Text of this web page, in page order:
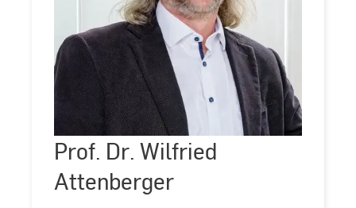
©
Andreas
Schlote
(www.andreasschlote.de)
Prof. Dr. Wilfried
Attenberger
Dr.
Wilfried
Attenberger